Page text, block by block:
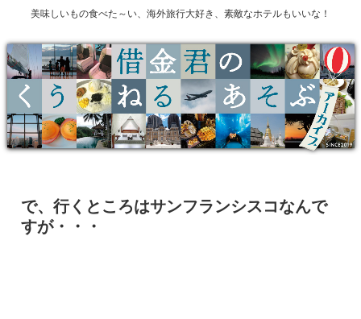
美味しいもの食べた～い、海外旅行大好き、素敵なホテルもいいな！
で、行くところはサンフランシスコなんで
すが・・・